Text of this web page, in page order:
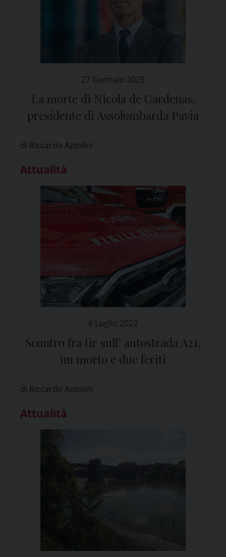
27 Gennaio 2025
La morte di Nicola de Cardenas,
presidente di Assolombarda Pavia
di Riccardo Azzolini
Attualità
6 Luglio 2022
Scontro fra tir sull’ autostrada A21,
un morto e due feriti
di Riccardo Azzolini
Attualità